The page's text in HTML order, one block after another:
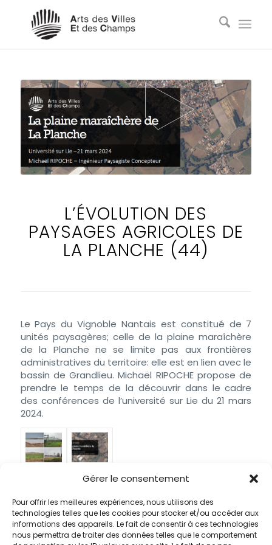
Gérer le consentement
Pour offrir les meilleures expériences, nous utilisons des
technologies telles que les cookies pour stocker et/ou accéder aux
informations des appareils. Le fait de consentir à ces technologies
nous permettra de traiter des données telles que le comportement
L’ÉVOLUTION DES
PAYSAGES AGRICOLES DE
LA PLANCHE (44)
Le Pays du Vignoble Nantais est constitué de 7
unités paysagères; celle de la plaine maraîchère
de la Planche ne se limite pas aux frontières
administratives du territoire: elle est en lien avec le
bassin de Grandlieu. Michaël RIPOCHE propose de
prendre le temps de la découvrir dans le cadre
des conférences de l’université sur Lie du 21 mars
2024.